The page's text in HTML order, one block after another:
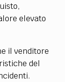
elevato
il venditore
del